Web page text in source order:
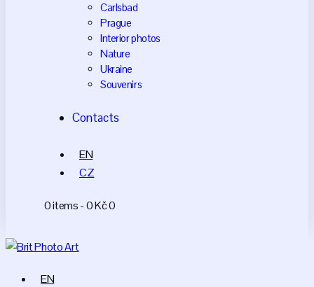
Carlsbad
Prague
Interior photos
Nature
Ukraine
Souvenirs
Contacts
EN
CZ
0 items-0 Kč0
EN